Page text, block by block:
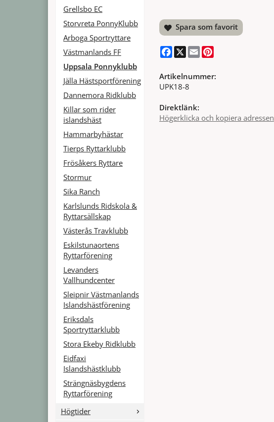
Grellsbo EC
Storvreta PonnyKlubb
Arboga Sportryttare
Västmanlands FF
Uppsala Ponnyklubb
Jälla Hästsportförening
Dannemora Ridklubb
Killar som rider
islandshäst
Hammarbyhästar
Tierps Ryttarklubb
Frösåkers Ryttare
Stormur
Sika Ranch
Karlslunds Ridskola &
Ryttarsällskap
Västerås Travklubb
Eskilstunaortens
Ryttarförening
Levanders
Vallhundcenter
Sleipnir Västmanlands
Islandshästförening
Eriksdals
Sportryttarklubb
Stora Ekeby Ridklubb
Eidfaxi
Islandshästklubb
Strängnäsbygdens
Ryttarförening
Högtider
Spara som favorit
Facebook
X Email
Artikelnummer:
UPK18-8
Direktlänk:
Högerklicka och kopiera adressen